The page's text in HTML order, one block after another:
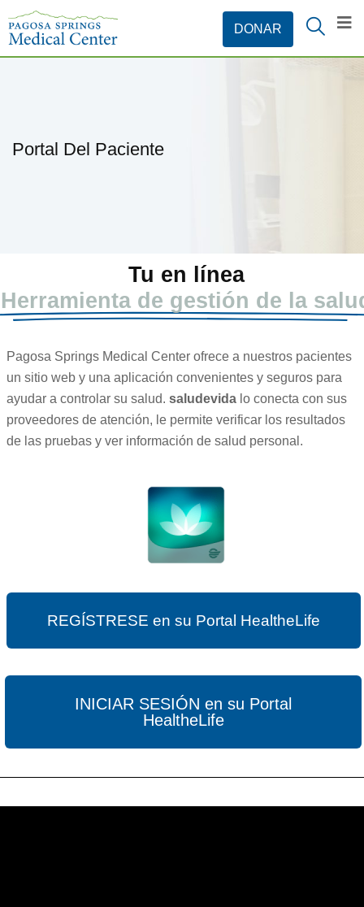
Portal Del Paciente
Tu en línea
Herramienta de gestión de la
Pagosa Springs Medical Center ofrece a nuestros pacientes
un sitio web y una aplicación convenientes y seguros para
ayudar a controlar su salud. saludevida lo conecta con sus
proveedores de atención, le permite verificar los resultados
de las pruebas y ver información de salud personal.
REGÍSTRESE en su Portal HealtheLife
INICIAR SESIÓN en su Portal
HealtheLife